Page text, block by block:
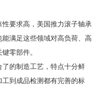
要求高，美国推力滚子轴承
满足这些领域对高负荷、高
零部件。
的制造工艺，特点十分鲜
到成品检测都有完善的标